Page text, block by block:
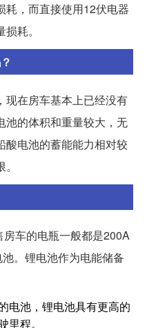
耗，而直接使用12伏电器
耗。
现在房车基本上已经没有
池的体积和重量较大，无
酸电池的蓄能能力相对较
车的电瓶一般都是200A
。锂电池作为电能储备
电池，锂电池具有更高的
程。